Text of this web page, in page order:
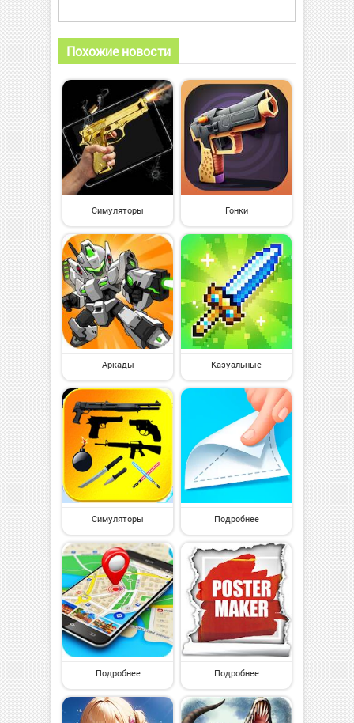
Похожие новости
Симуляторы Гонки
Аркады Казуальные
Симуляторы Подробнее
Подробнее Подробнее